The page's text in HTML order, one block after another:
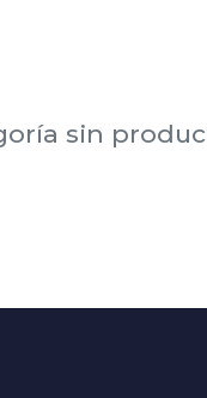
sin